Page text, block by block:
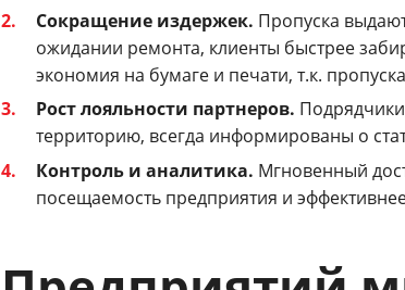
Сокращение издержек. Пропуска
ожидании ремонта, клиенты быстрее
экономия на бумаге и печати, т.к.
Рост лояльности партнеров.
территорию, всегда информированы о
Контроль и аналитика. Мгновенный
посещаемость предприятия и